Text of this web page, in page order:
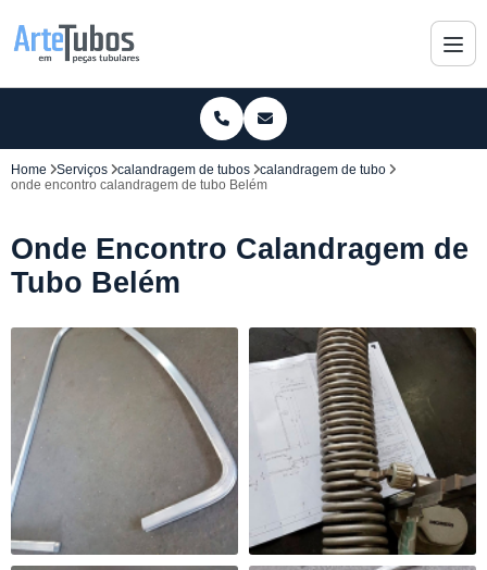
Home Serviços calandragem de tubos
calandragem de tubo
onde encontro calandragem de tubo Belém
Onde Encontro Calandragem de
Tubo Belém